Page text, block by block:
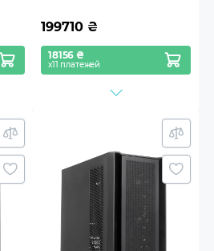
199710 ₴
18156 ₴
х11 платежей